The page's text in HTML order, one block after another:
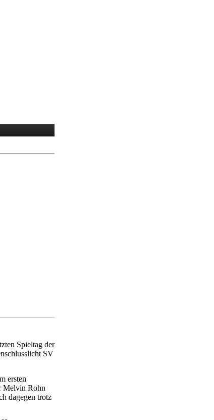
Spieltag der
SV
ersten
Melvin Rohn
dagegen trotz